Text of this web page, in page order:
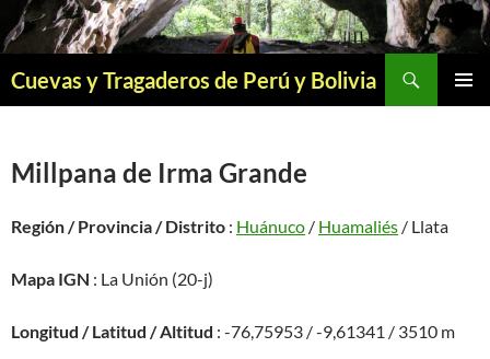
Saltar
al
Cuevas y Tragaderos de Perú y Bolivia
Millpana de Irma Grande
Región / Provincia / Distrito : Huánuco / Huamaliés / Llata
Mapa IGN : La Unión (20-j)
Longitud / Latitud / Altitud : -76,75953 / -9,61341 / 3510 m